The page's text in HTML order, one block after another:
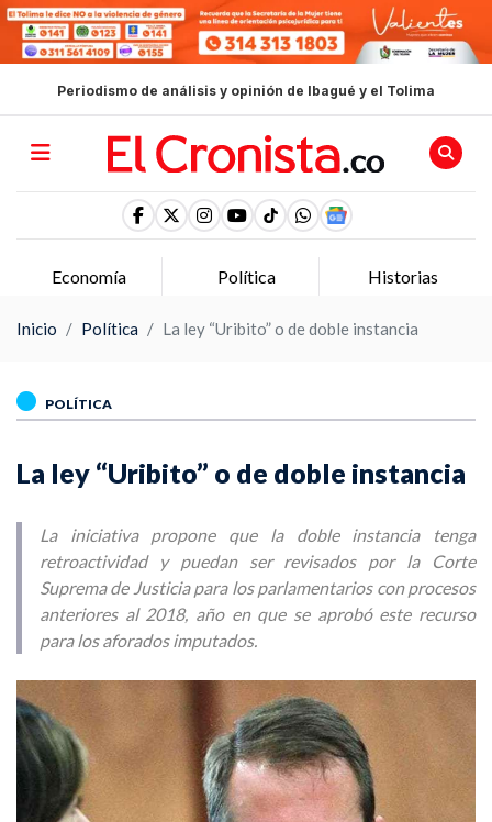
Periodismo de análisis y opinión de Ibagué y el Tolima
Economía Política Historias
Inicio Política La ley “Uribito” o de doble instancia
POLÍTICA
La ley “Uribito” o de doble instancia
La iniciativa propone que la doble instancia tenga
retroactividad y puedan ser revisados por la Corte
Suprema de Justicia para los parlamentarios con procesos
anteriores al 2018, año en que se aprobó este recurso
para los aforados imputados.